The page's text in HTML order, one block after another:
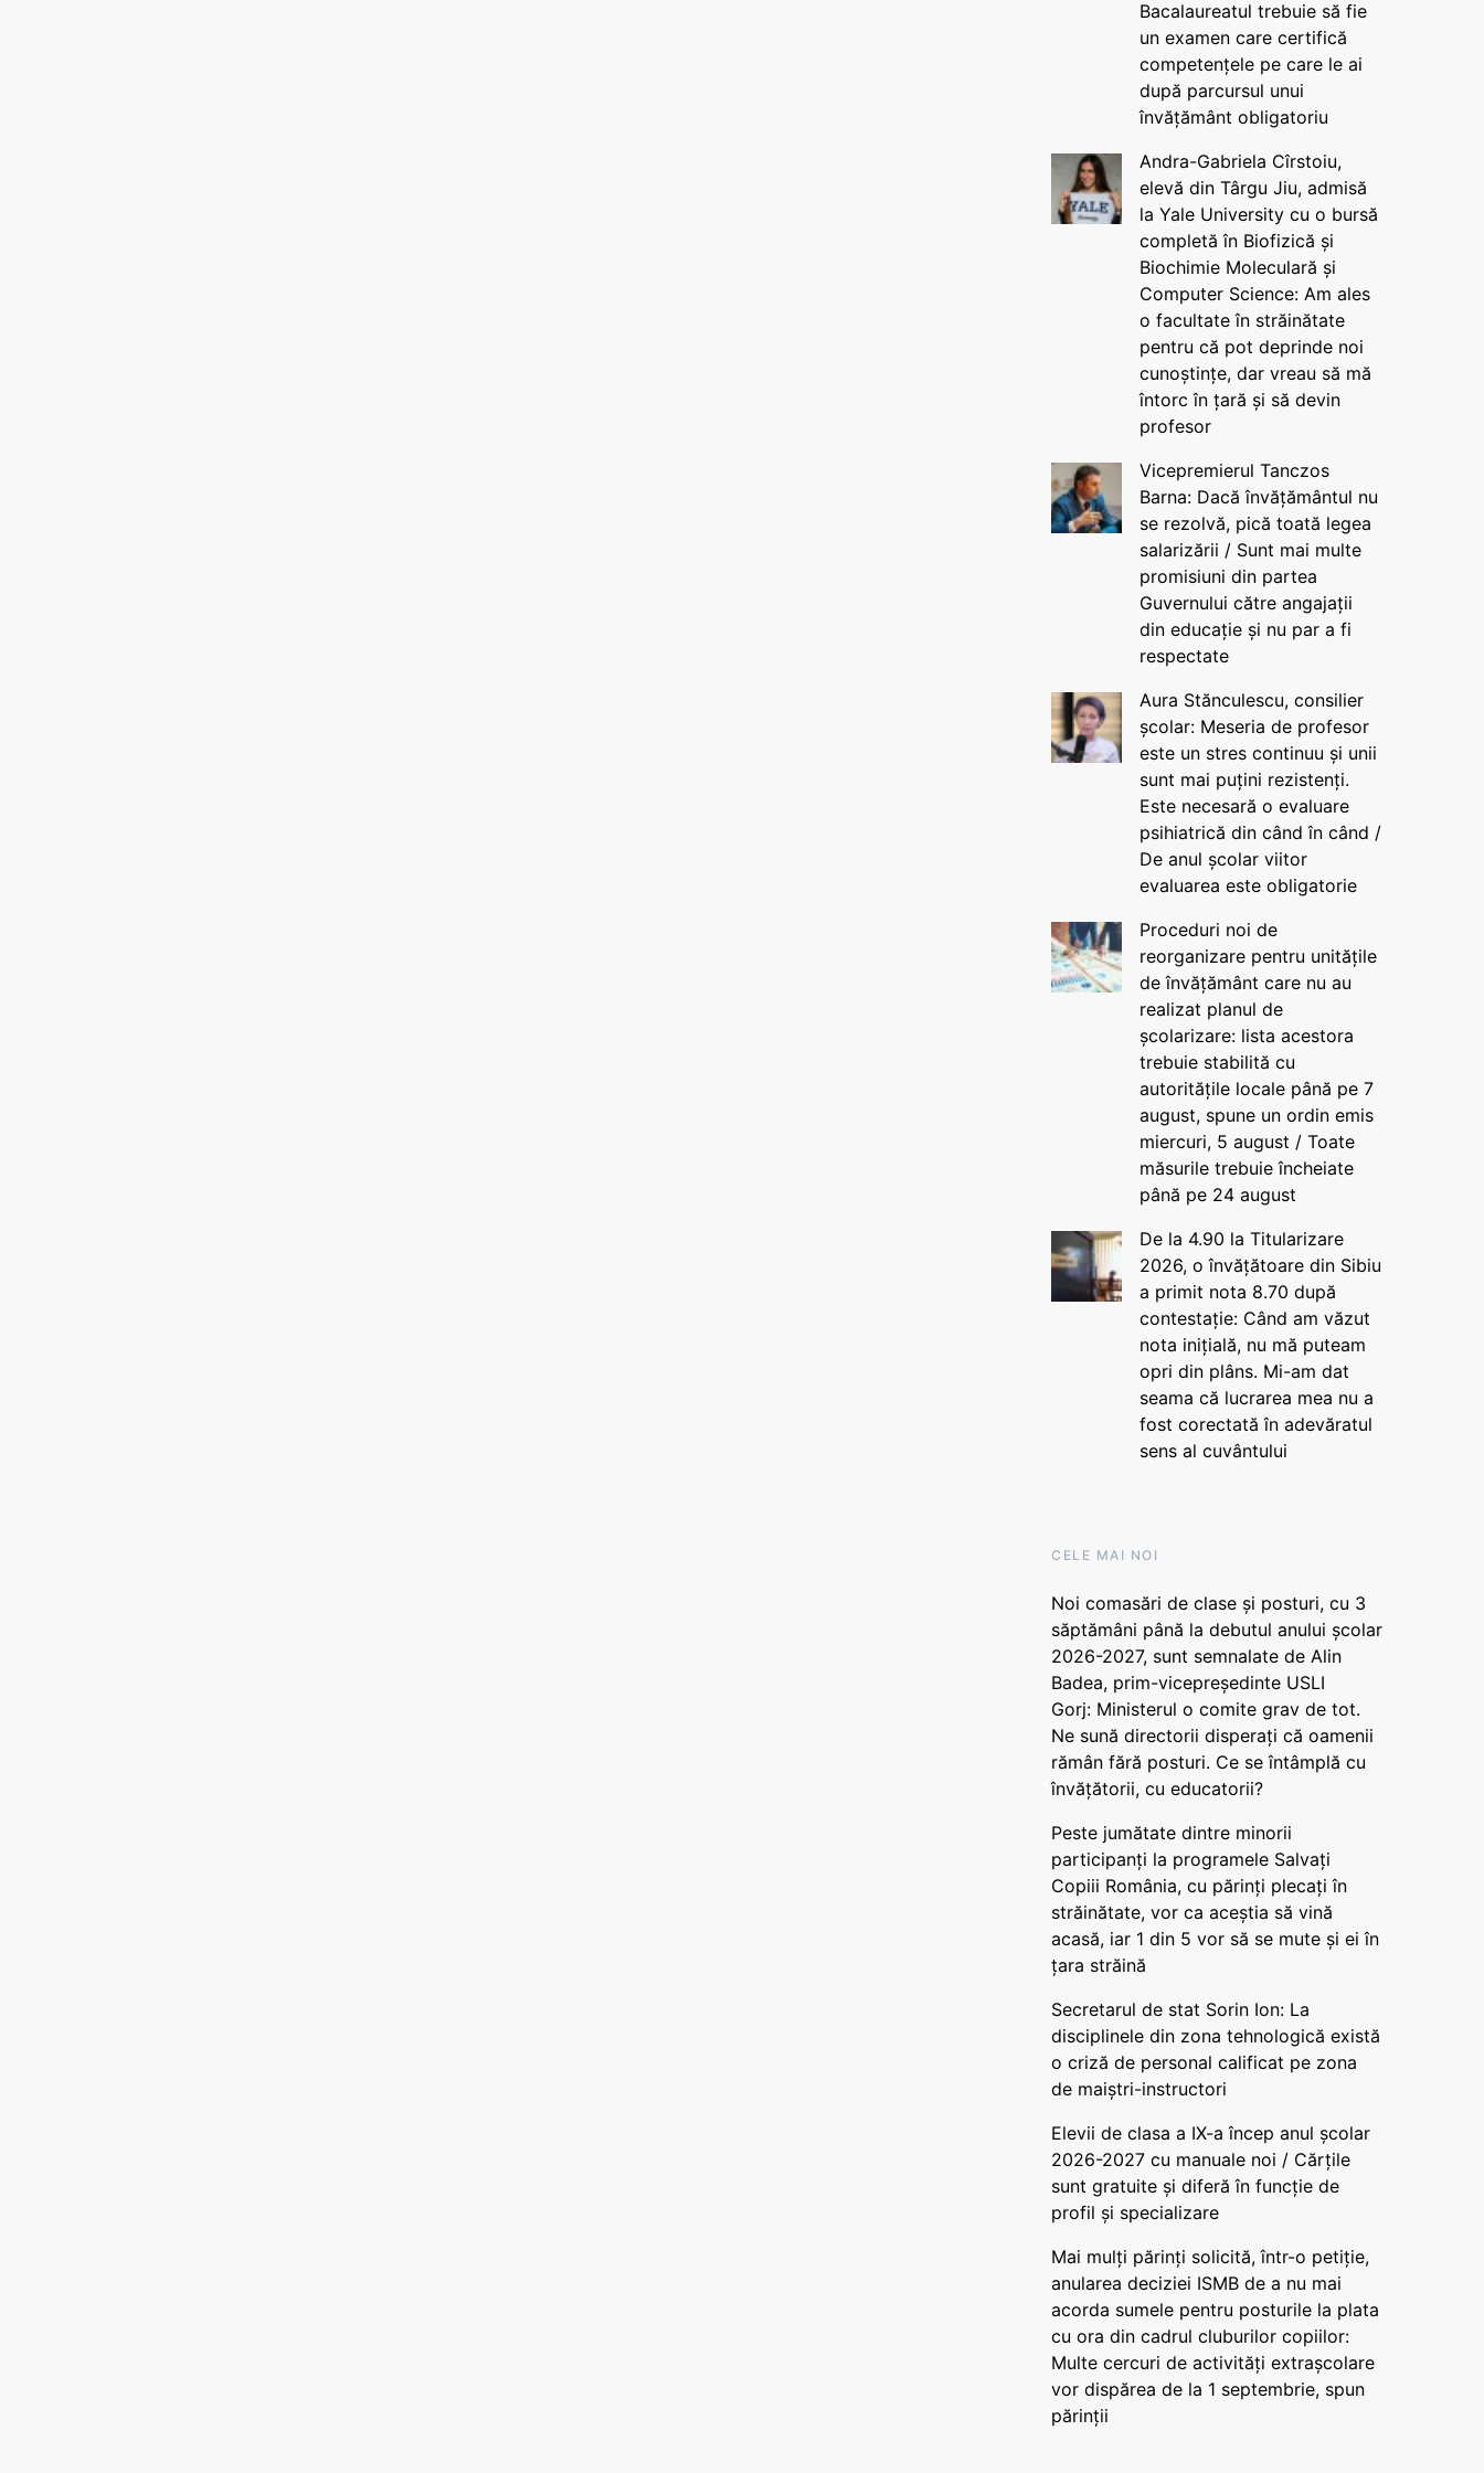
Bacalaureatul trebuie să fie
un examen care certifică
competențele pe care le ai
după parcursul unui
învățământ obligatoriu
Andra-Gabriela Cîrstoiu,
elevă din Târgu Jiu, admisă
la Yale University cu o bursă
completă în Biofizică și
Biochimie Moleculară și
Computer Science: Am ales
o facultate în străinătate
pentru că pot deprinde noi
cunoștințe, dar vreau să mă
întorc în țară și să devin
profesor
Vicepremierul Tanczos
Barna: Dacă învățământul nu
se rezolvă, pică toată legea
salarizării / Sunt mai multe
promisiuni din partea
Guvernului către angajații
din educație și nu par a fi
respectate
Aura Stănculescu, consilier
școlar: Meseria de profesor
este un stres continuu și unii
sunt mai puțini rezistenți.
Este necesară o evaluare
psihiatrică din când în când /
De anul școlar viitor
evaluarea este obligatorie
Proceduri noi de
reorganizare pentru unitățile
de învățământ care nu au
realizat planul de
școlarizare: lista acestora
trebuie stabilită cu
autoritățile locale până pe 7
august, spune un ordin emis
miercuri, 5 august / Toate
măsurile trebuie încheiate
până pe 24 august
De la 4.90 la Titularizare
2026, o învățătoare din Sibiu
a primit nota 8.70 după
contestație: Când am văzut
nota inițială, nu mă puteam
opri din plâns. Mi-am dat
seama că lucrarea mea nu a
fost corectată în adevăratul
sens al cuvântului
CELE MAI NOI
Noi comasări de clase și posturi, cu 3
săptămâni până la debutul anului școlar
2026-2027, sunt semnalate de Alin
Badea, prim-vicepreședinte USLI
Gorj: Ministerul o comite grav de tot.
Ne sună directorii disperați că oamenii
rămân fără posturi. Ce se întâmplă cu
învățătorii, cu educatorii?
Peste jumătate dintre minorii
participanți la programele Salvați
Copiii România, cu părinți plecați în
străinătate, vor ca aceștia să vină
acasă, iar 1 din 5 vor să se mute și ei în
țara străină
Secretarul de stat Sorin Ion: La
disciplinele din zona tehnologică există
o criză de personal calificat pe zona
de maiștri-instructori
Elevii de clasa a IX-a încep anul școlar
2026-2027 cu manuale noi / Cărțile
sunt gratuite și diferă în funcție de
profil și specializare
Mai mulți părinți solicită, într-o petiție,
anularea deciziei ISMB de a nu mai
acorda sumele pentru posturile la plata
cu ora din cadrul cluburilor copiilor:
Multe cercuri de activități extrașcolare
vor dispărea de la 1 septembrie, spun
părinții